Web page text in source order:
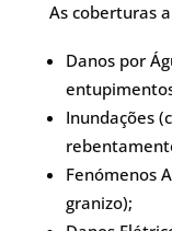
As coberturas
Danos por
Inundações
Fenómenos
granizo);